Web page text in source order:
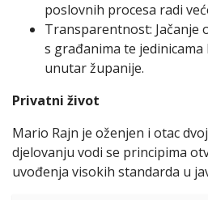
poslovnih procesa radi
Transparentnost: Jačanje
s građanima te
unutar županije.
Privatni život
Mario Rajn je oženjen i otac
djelovanju vodi se principima
uvođenja visokih standarda u